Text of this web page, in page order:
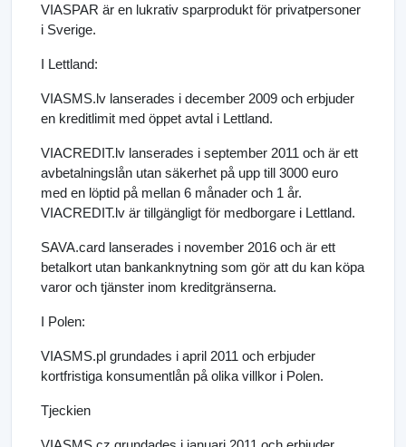
VIASPAR är en lukrativ sparprodukt för privatpersoner
i Sverige.
I Lettland:
VIASMS.lv lanserades i december 2009 och erbjuder
en kreditlimit med öppet avtal i Lettland.
VIACREDIT.lv lanserades i september 2011 och är ett
avbetalningslån utan säkerhet på upp till 3000 euro
med en löptid på mellan 6 månader och 1 år.
VIACREDIT.lv är tillgängligt för medborgare i Lettland.
SAVA.card lanserades i november 2016 och är ett
betalkort utan bankanknytning som gör att du kan köpa
varor och tjänster inom kreditgränserna.
I Polen:
VIASMS.pl grundades i april 2011 och erbjuder
kortfristiga konsumentlån på olika villkor i Polen.
Tjeckien